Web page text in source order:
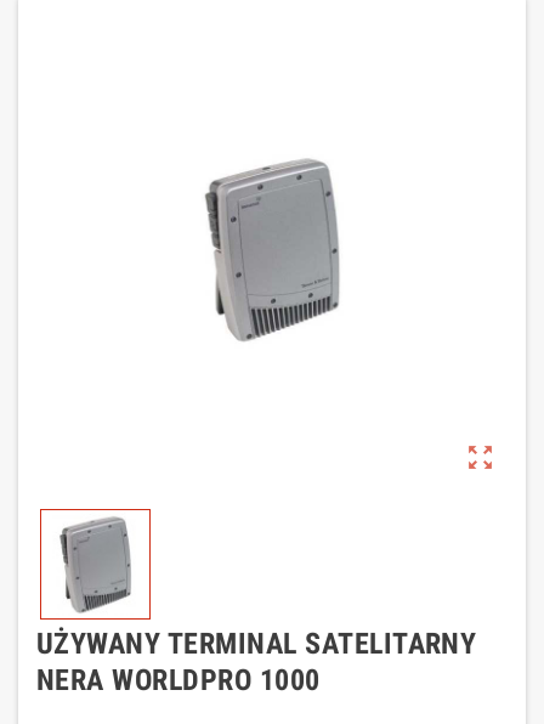
zoom_out_map
UŻYWANY TERMINAL SATELITARNY
NERA WORLDPRO 1000